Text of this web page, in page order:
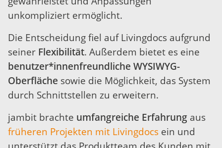
unkompliziert ermöglicht.
Die Entscheidung fiel auf Livingdocs aufgrund
seiner Flexibilität. Außerdem bietet es eine
benutzer*innenfreundliche WYSIWYG-
Oberfläche sowie die Möglichkeit, das System
durch Schnittstellen zu erweitern.
jambit brachte umfangreiche Erfahrung aus
früheren Projekten mit Livingdocs ein und